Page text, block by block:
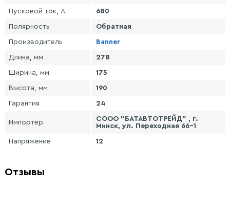
Пусковой ток, А 680
Полярность Обратная
Производитель Banner
Длина, мм 278
Ширина, мм 175
Высота, мм 190
Гарантия 24
Импортер
СООО "БАТАВТОТРЕЙД" , г.
Минск, ул. Переходная 66-1
Напряжение 12
Отзывы